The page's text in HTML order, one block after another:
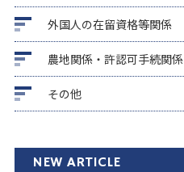
外国人の在留資格等関係
農地関係・許認可手続関係
その他
NEW ARTICLE